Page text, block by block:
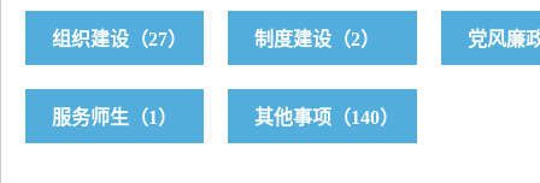
组织建设（27） 制度建设（2） 党风廉
服务师生（1） 其他事项（140）